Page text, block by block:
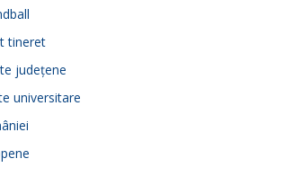
tineret
județene
universitare